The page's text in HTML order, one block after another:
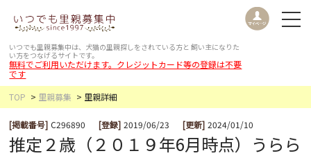
いつでも里親募集中は、犬猫の里親探しをされている方と 飼い主になりた
い方をつなげるサイトです。
無料でご利用いただけます。クレジットカード等の登録は不要
です
TOP
里親募集 里親詳細
[掲載番号] C296890 [登録] 2019/06/23 [更新] 2024/01/10
推定２歳（２０１９年6月時点）うらら